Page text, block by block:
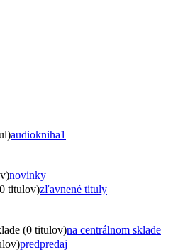
audiokniha1
novinky
titulov)zľavnené tituly
(0 titulov)na centrálnom sklade
predpredaj